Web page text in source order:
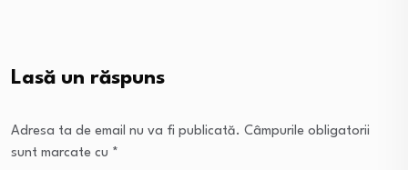
Lasă un răspuns
Adresa ta de email nu va fi publicată. Câmpurile obligatorii
sunt marcate cu *